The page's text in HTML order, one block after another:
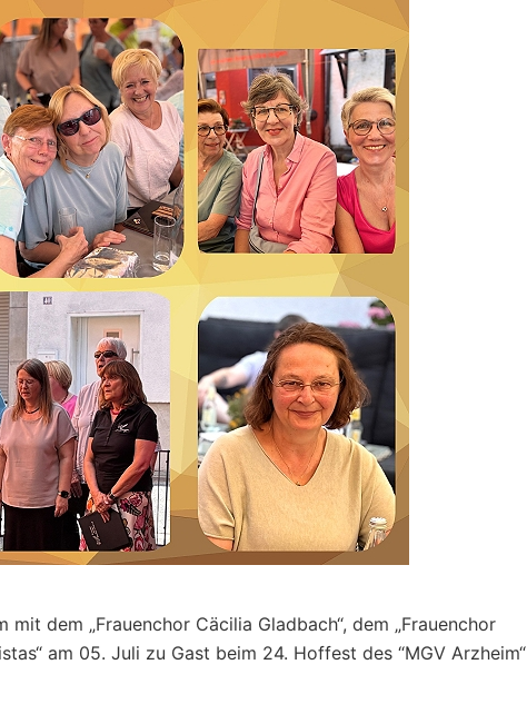
mit dem „Frauenchor Cäcilia Gladbach“, dem „Frauenchor
am 05. Juli zu Gast beim 24. Hoffest des “MGV Arzheim“